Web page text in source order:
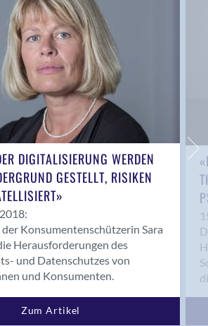
DIGITALISIERUNG WERDEN
GESTELLT, RISIKEN
Konsumentenschützerin Sara
Herausforderungen des
und Datenschutzes von
und Konsumenten.
Zum Artikel